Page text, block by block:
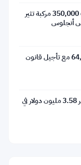
خطة فلوك سيفتي لمسح لوحات 350,000 مركبة تثير
أنجلوس
البيتكوين يراوح مكانه عند $64,000 مع تأجيل قانون
محفظة مرتبطة بـ Amber تستثمر 3.58 مليون دولار في